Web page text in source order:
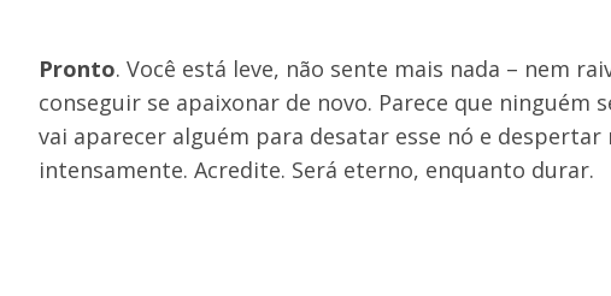
Pronto. Você está leve, não sente mais nada – nem
conseguir se apaixonar de novo. Parece que ninguém
vai aparecer alguém para desatar esse nó e
intensamente. Acredite. Será eterno, enquanto durar.